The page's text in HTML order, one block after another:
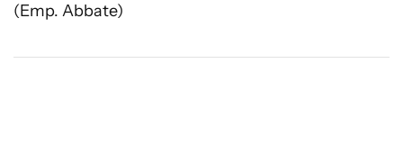
(Emp. Abbate)